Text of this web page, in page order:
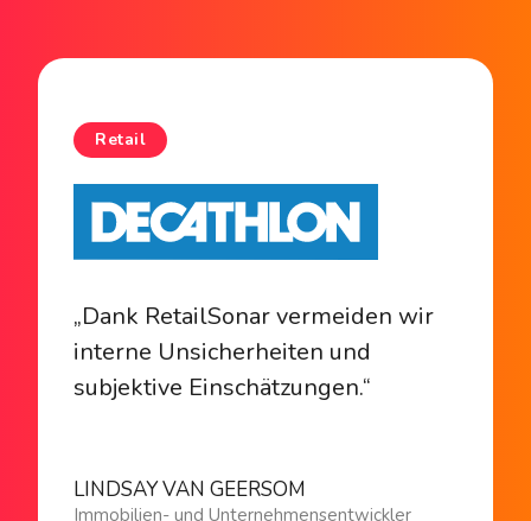
Retail
„Dank RetailSonar vermeiden wir
interne Unsicherheiten und
subjektive Einschätzungen.“
LINDSAY VAN GEERSOM
Immobilien- und Unternehmensentwickler